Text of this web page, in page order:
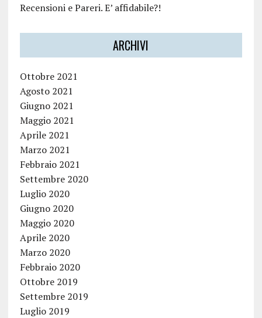
Recensioni e Pareri. E’ affidabile?!
ARCHIVI
Ottobre 2021
Agosto 2021
Giugno 2021
Maggio 2021
Aprile 2021
Marzo 2021
Febbraio 2021
Settembre 2020
Luglio 2020
Giugno 2020
Maggio 2020
Aprile 2020
Marzo 2020
Febbraio 2020
Ottobre 2019
Settembre 2019
Luglio 2019